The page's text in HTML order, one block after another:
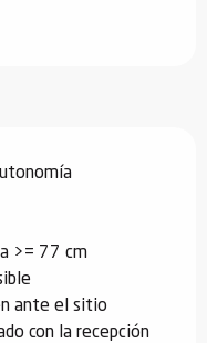
>= 77 cm
ante el sitio
con la recepción